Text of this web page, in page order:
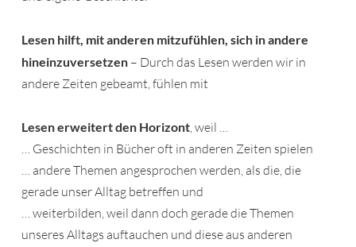
Lesen hilft, mit anderen mitzufühlen, sich in andere
hineinzuversetzen – Durch das Lesen werden wir in
andere Zeiten gebeamt, fühlen mit
Lesen erweitert den Horizont, weil …
… Geschichten in Bücher oft in anderen Zeiten spielen
… andere Themen angesprochen werden, als die, die
gerade unser Alltag betreffen und
… weiterbilden, weil dann doch gerade die Themen
unseres Alltags auftauchen und diese aus anderen